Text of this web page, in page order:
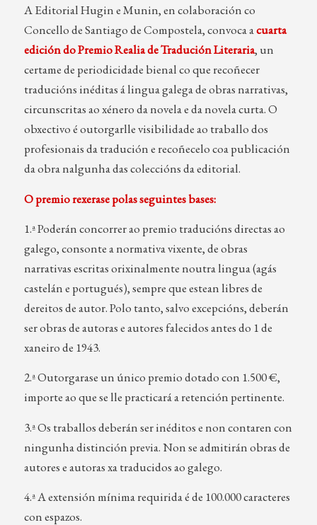
A Editorial Hugin e Munin, en colaboración co
Concello de Santiago de Compostela, convoca acuarta
edición do Premio Realia de Tradución Literaria, un
certame de periodicidade bienal co que recoñecer
traducións inéditas á lingua galega de obras narrativas,
circunscritas ao xénero da novela e da novela curta. O
obxectivo é outorgarlle visibilidade ao traballo dos
profesionais da tradución e recoñecelo coa publicación
da obra nalgunha das coleccións da editorial.
O premio rexerase polas seguintes bases:
1.ª Poderán concorrer ao premio traducións directas ao
galego, consonte a normativa vixente, de obras
narrativas escritas orixinalmente noutra lingua (agás
castelán e portugués), sempre que estean libres de
dereitos de autor. Polo tanto, salvo excepcións, deberán
ser obras de autoras e autores falecidos antes do 1 de
xaneiro de 1943.
2.ª Outorgarase un único premio dotado con 1.500 €,
importe ao que se lle practicará a retención pertinente.
3.ª Os traballos deberán ser inéditos e non contaren con
ningunha distinción previa. Non se admitirán obras de
autores e autoras xa traducidos ao galego.
4.ª A extensión mínima requirida é de 100.000 caracteres
con espazos.